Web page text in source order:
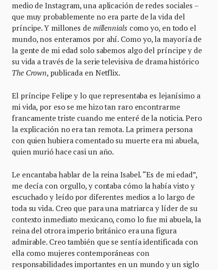
medio de Instagram, una aplicación de redes sociales –
que muy probablemente no era parte de la vida del
príncipe. Y millones de millennials como yo, en todo el
mundo, nos enteramos por ahí. Como yo, la mayoría de
la gente de mi edad solo sabemos algo del príncipe y de
su vida a través de la serie televisiva de drama histórico
The Crown, publicada en Netflix.
El príncipe Felipe y lo que representaba es lejanísimo a
mi vida, por eso se me hizo tan raro encontrarme
francamente triste cuando me enteré de la noticia. Pero
la explicación no era tan remota. La primera persona
con quien hubiera comentado su muerte era mi abuela,
quien murió hace casi un año.
Le encantaba hablar de la reina Isabel. “Es de mi edad”,
me decía con orgullo, y contaba cómo la había visto y
escuchado y leído por diferentes medios a lo largo de
toda su vida. Creo que para una matriarca y líder de su
contexto inmediato mexicano, como lo fue mi abuela, la
reina del otrora imperio británico era una figura
admirable. Creo también que se sentía identificada con
ella como mujeres contemporáneas con
responsabilidades importantes en un mundo y un siglo